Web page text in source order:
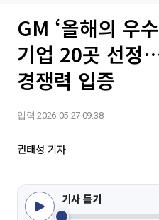
GM ‘올해의 우
기업 20곳 선정
경쟁력 입증
입력 2026-05-27 09:38
권태성 기자
기사 듣기